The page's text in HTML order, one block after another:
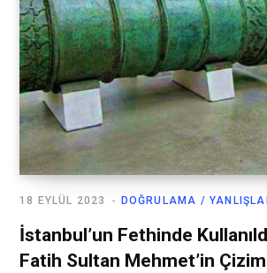
DOĞRULAMA /
18 EYLÜL 2023
İstanbul’un Fethinde
Fatih Sultan Mehmet’in